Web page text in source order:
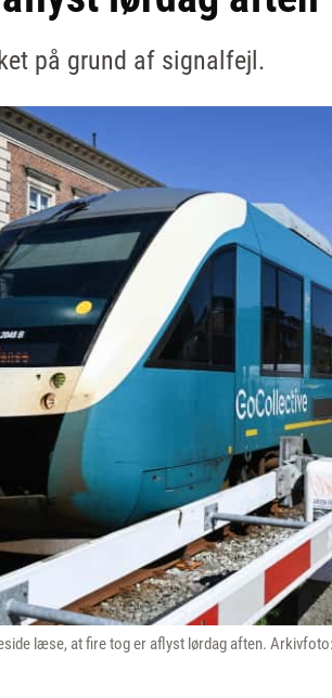
på grund af signalfejl.
læse, at fire tog er aflyst lørdag aften.